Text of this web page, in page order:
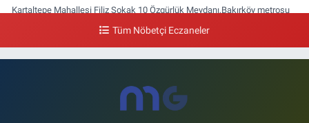
Kartaltepe Mahallesi Filiz Sokak 10 Özgürlük Meydanı,Bakırköy metrosu
Yeşilköy Mahallesi Doğruyol Sokak 7 A Dürümcü Baba'nın Bir Alt
Tüm Nöbetçi Eczaneler